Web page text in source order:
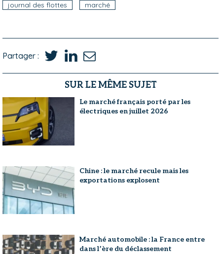
journal des flottes marché
Partager :
SUR LE MÊME SUJET
Le marché français porté par les
électriques en juillet 2026
Chine : le marché recule mais les
exportations explosent
Marché automobile : la France entre
dans l’ère du déclassement